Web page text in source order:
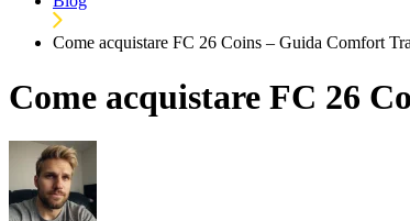
Come acquistare FC 26 Coins – Guida Comfort
Come acquistare FC 26